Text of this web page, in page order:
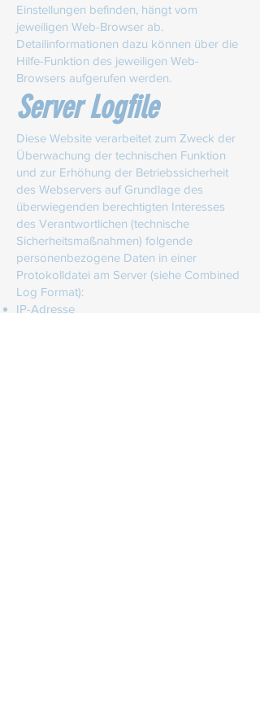
Einstellungen befinden, hängt vom
jeweiligen Web-Browser ab.
Detailinformationen dazu können über die
Hilfe-Funktion des jeweiligen Web-
Browsers aufgerufen werden.
Server Logfile
Diese Website verarbeitet zum Zweck der
Überwachung der technischen Funktion
und zur Erhöhung der Betriebssicherheit
des Webservers auf Grundlage des
überwiegenden berechtigten Interesses
des Verantwortlichen (technische
Sicherheitsmaßnahmen) folgende
personenbezogene Daten in einer
Protokolldatei am Server (siehe Combined
Log Format):
IP-Adresse